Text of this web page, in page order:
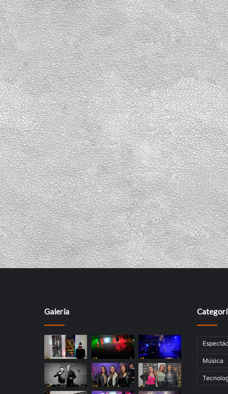
Galería
Música